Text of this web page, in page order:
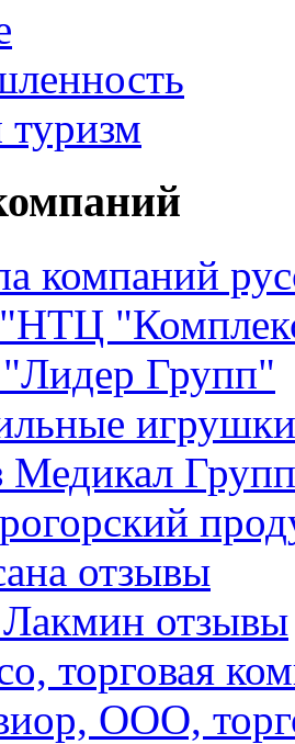
компаний
Групп"
игрушки
Медикал Групп
отзывы
отзывы
торговая
ООО,